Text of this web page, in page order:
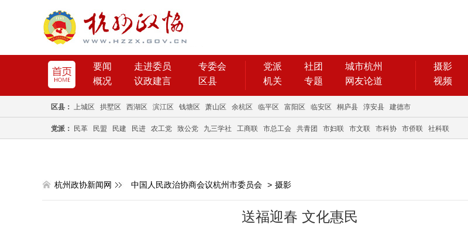
要闻 走进委员
专委会
概况
议政建言 区县
党派 社团
城市杭州
机关
专题 网友论道
摄影
视频
区县： 上城区 拱墅区 西湖区 滨江区 钱塘区 萧山区 余杭区 临平区 富阳区 临安区 桐庐县 淳安县 建德市
党派： 民革 民盟 民建 民进 农工党 致公党 九三学社 工商联 市总工会 共青团 市妇联 市文联 市科协 市侨联 社科联
杭州政协新闻网 中国人民政治协商会议杭州市委员会 > 摄影
送福迎春 文化惠民